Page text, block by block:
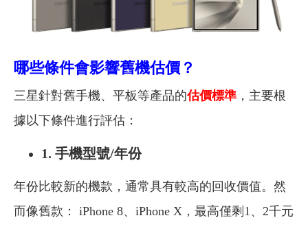
哪些條件會影響舊機估價？
三星針對舊手機、平板等產品的估價標準 ，主要根
據以下條件進行評估：
1. 手機型號/年份
年份比較新的機款，通常具有較高的回收價值。然
而像舊款： iPhone 8、iPhone X，最高僅剩1、2千元